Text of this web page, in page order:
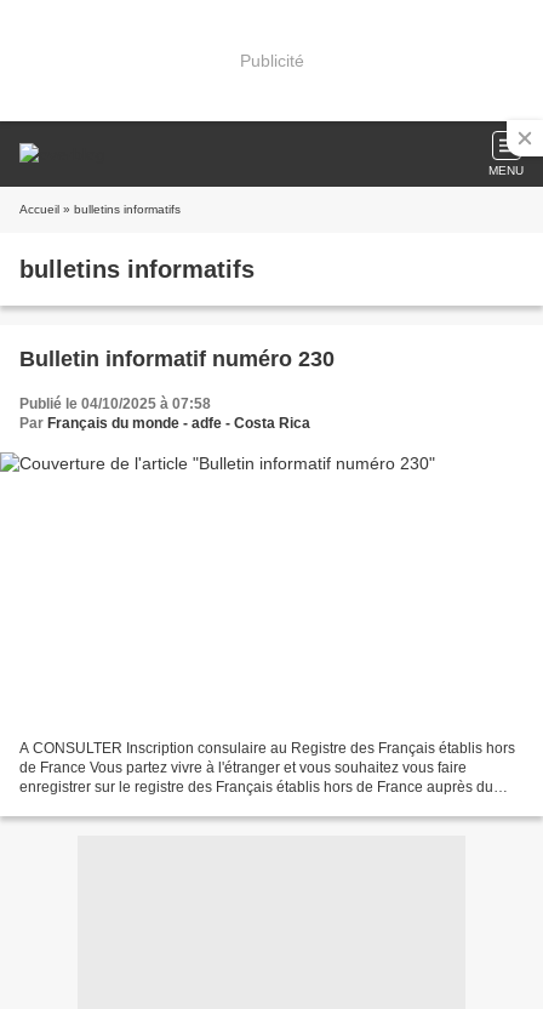
Publicité
MENU
Accueil » bulletins informatifs
bulletins informatifs
Bulletin informatif numéro 230
Publié le 04/10/2025 à 07:58
Par Français du monde - adfe - Costa Rica
A CONSULTER Inscription consulaire au Registre des Français établis hors
de France Vous partez vivre à l'étranger et vous souhaitez vous faire
enregistrer sur le registre des Français établis hors de France auprès du